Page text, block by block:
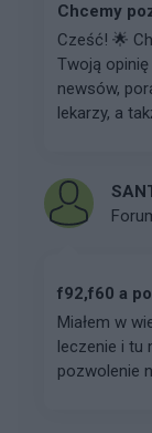
Chcemy
Cześć! 🌟
Twoją
newsów,
lekarzy, a
f92,f60 a
Miałem w
leczenie i tu
pozwolenie